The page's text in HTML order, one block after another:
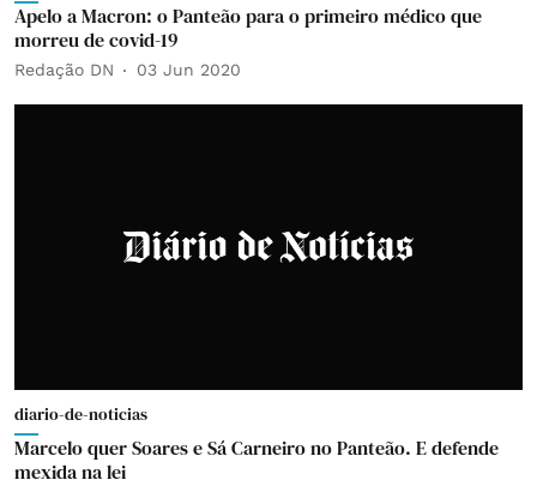
Apelo a Macron: o Panteão para o primeiro médico que
morreu de covid-19
Redação DN 03 Jun 2020
diario-de-noticias
Marcelo quer Soares e Sá Carneiro no Panteão. E defende
mexida na lei